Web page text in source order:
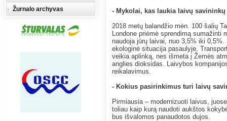
- Mykolai, kas laukia laivų savininkų
2018 metų balandžio mėn. 100 šalių
Londone priėmė sprendimą sumažinti
naudoja jūrų laivai, nuo 3,5% iki
ekologinė situacija pasaulyje.
veikia aplinką, nes išmeta į Žemės
anglies dioksidas. Laivybos
reikalavimus.
- Kokius pasirinkimus turi laivų
Pirmiausia – modernizuoti laivus,
toliau kaip kurą naudoti aukštos
bus išvalomos panaudotos dujos.
Žurnalo archyvas